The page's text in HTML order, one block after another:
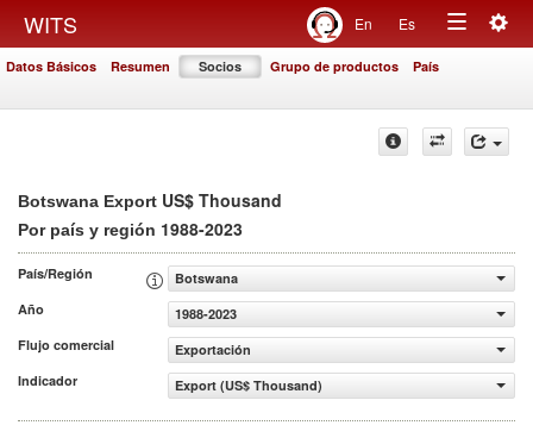
WITS En Es
Toggle
Datos Básicos Resumen Socios Grupo de productos País
Botswana Export US$ Thousand
Por país y región 1988-2023
País/Región
Botswana
Año
1988-2023
Flujo comercial
Exportación
Indicador
Export (US$ Thousand)